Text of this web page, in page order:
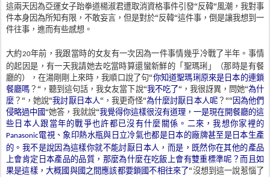
這兩天因為亞運女子跆拳道楊淑君遭取消資格事件引發“反韓“風潮，我對事
件本身因為所知有限，不敢妄言，但是對於“反韓“這件事，倒是讓我想到一
件往事，進而有些感想。
大約20年前，我跟當時的女友有一次因為一件事情幾乎冷戰了半年。事情
的起因是，有一天我請她去吃當時算還蠻新鮮的「聖瑪琍」（那時是有餐
廳的），在湯剛剛上來時，我順口說了句“你知道聖瑪琍原來是日本的連鎖
餐廳嗎？“，聽到這句話，我女友當下說“我不吃了“，我很訝異，問她“為什
麼？“，她說“我討厭日本人“，我更奇怪“為什麼討厭日本人呢？““因為他們
侵略過中國“她答，我就說“我覺得你這樣很沒有道理，一是現在開餐廳的這
些日本人跟當年的戰爭也許都已沒有什麼關係。二來，我想你家裡的
Panasonic電視、象印熱水瓶與日立冷氣也都是日本的廠牌甚至是日本生產
的。我不是說因為這樣你就不能討厭日本人，而是，既然你在其他的產品
上會肯定日本產品的品質，那麼為什麼在吃飯上會有雙重標準呢 ？而且如
果是這樣，大概國與國之間應該都要鎖國不相往來了“沒想到這一說惹惱了